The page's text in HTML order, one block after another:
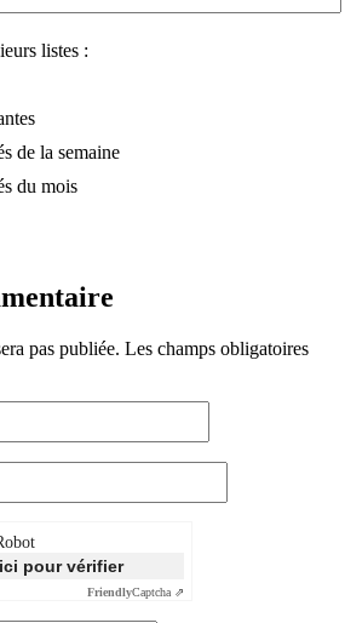
listes :
de la semaine
du mois
pas publiée. Les champs obligatoires
pour vérifier
FriendlyCaptcha ⇗